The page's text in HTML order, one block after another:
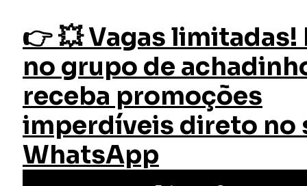
fazer login
Início Cursos Cursos Gratuitos
Coaching e Planejamento de Carreira
Curso Coaching e Planejamento
de Carreira